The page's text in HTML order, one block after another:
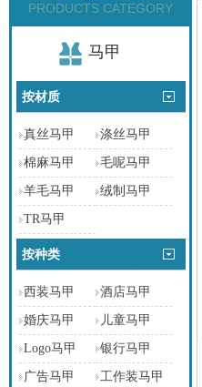
PRODUCTS CATEGORY
马甲
按材质
真丝马甲 涤丝马甲
棉麻马甲 毛呢马甲
羊毛马甲 绒制马甲
TR马甲
按种类
西装马甲 酒店马甲
婚庆马甲 儿童马甲
Logo马甲 银行马甲
广告马甲 工作装马甲